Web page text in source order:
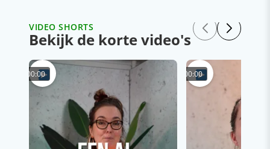
VIDEO SHORTS
Bekijk de korte video's
00:00 00:00